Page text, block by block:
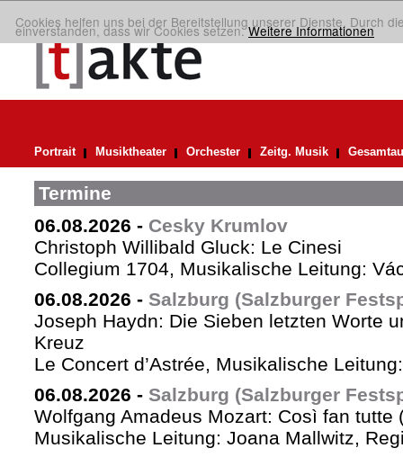
Cookies helfen uns bei der Bereitstellung unserer Dienste. Durch
einverstanden, dass wir Cookies setzen.Weitere Informationen
Portrait Musiktheater Orchester Zeitg. Musik
Termine
06.08.2026 - Cesky Krumlov
Christoph Willibald Gluck: Le Cinesi
Collegium 1704, Musikalische Leitung:
06.08.2026 - Salzburg (Salzburger
Joseph Haydn: Die Sieben letzten Worte
Kreuz
Le Concert d’Astrée, Musikalische
06.08.2026 - Salzburg (Salzburger
Wolfgang Amadeus Mozart: Così fan tutte
Musikalische Leitung: Joana Mallwitz,